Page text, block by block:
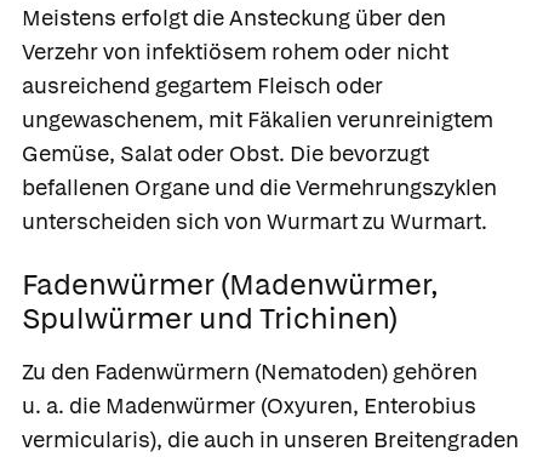
Meistens erfolgt die Ansteckung über den
Verzehr von infektiösem rohem oder nicht
ausreichend gegartem Fleisch oder
ungewaschenem, mit Fäkalien verunreinigtem
Gemüse, Salat oder Obst. Die bevorzugt
befallenen Organe und die Vermehrungszyklen
unterscheiden sich von Wurmart zu Wurmart.
Fadenwürmer (Madenwürmer,
Spulwürmer und Trichinen)
Zu den Fadenwürmern (Nematoden) gehören
u. a. die Madenwürmer (Oxyuren, Enterobius
vermicularis), die auch in unseren Breitengraden